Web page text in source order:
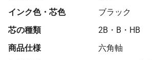
インク色・芯色
ブラック
芯の種類
2B・B・HB
商品仕様
六角軸